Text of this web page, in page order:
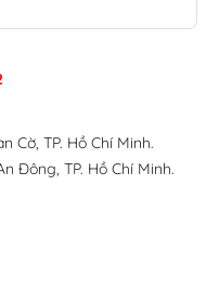
Cờ, TP. Hồ Chí Minh.
Đông, TP. Hồ Chí Minh.